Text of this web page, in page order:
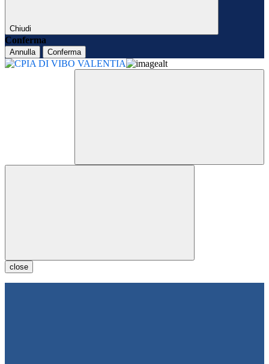
Chiudi
Conferma
Annulla Conferma
close